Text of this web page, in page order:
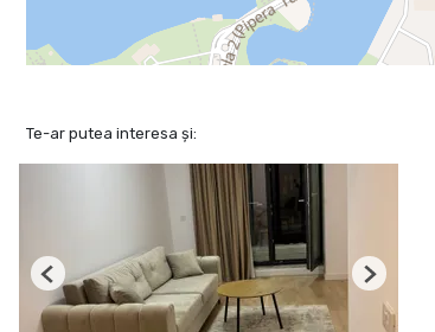
Te-ar putea interesa și:
Previous Next